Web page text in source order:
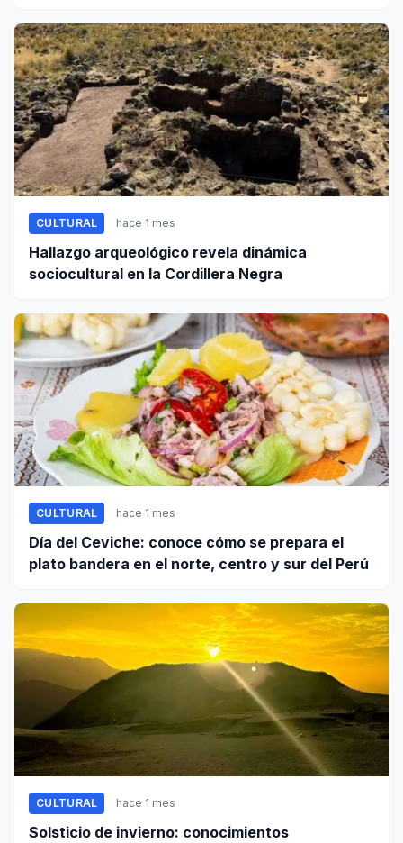
documentales
CULTURAL hace 1 mes
Hallazgo arqueológico revela dinámica
sociocultural en la Cordillera Negra
CULTURAL hace 1 mes
Día del Ceviche: conoce cómo se prepara el
plato bandera en el norte, centro y sur del Perú
CULTURAL hace 1 mes
Solsticio de invierno: conocimientos